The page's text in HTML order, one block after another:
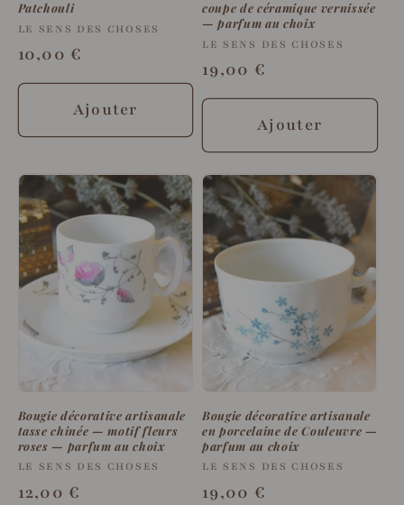
Patchouli
Fournisseur :
LE SENS DES CHOSES
Prix
habituel
10,00 €
Ajouter
coupe de céramique vernissée
— parfum au choix
Fournisseur :
LE SENS DES CHOSES
Prix
habituel
19,00 €
Ajouter
Bougie décorative artisanale
tasse chinée — motif fleurs
roses — parfum au choix
Fournisseur :
LE SENS DES CHOSES
Prix
12,00 €
Bougie décorative artisanale
en porcelaine de Couleuvre —
parfum au choix
Fournisseur :
LE SENS DES CHOSES
Prix
19,00 €